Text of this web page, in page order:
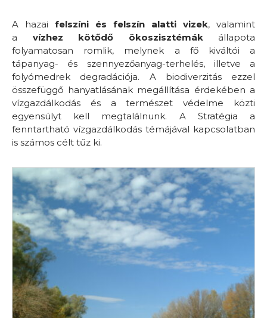
A hazai felszíni és felszín alatti vizek, valamint
a vízhez kötődő ökoszisztémákállapota
folyamatosan romlik, melynek a fő kiváltói a
tápanyag- és szennyezőanyag-terhelés, illetve a
folyómedrek degradációja. A biodiverzitás ezzel
összefüggő hanyatlásának megállítása érdekében a
vízgazdálkodás és a természet védelme közti
egyensúlyt kell megtalálnunk. A Stratégia a
fenntartható vízgazdálkodás témájával kapcsolatban
is számos célt tűz ki.